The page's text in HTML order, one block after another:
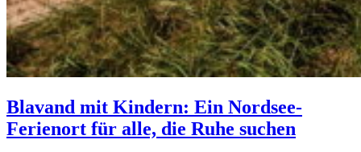
Blavand mit Kindern: Ein Nordsee-
Ferienort für alle, die Ruhe suchen